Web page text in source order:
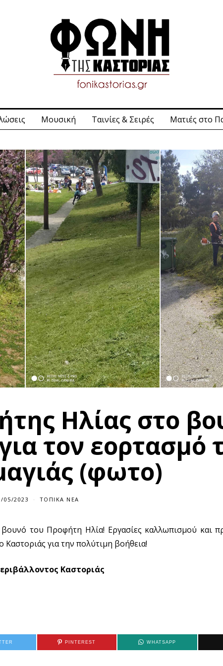
Μουσική Ταινίες & Σειρές Ματιές στο
Ηλίας στο
τον εορτασμό
(φωτο)
05/2023 ΤΟΠΙΚΆ ΝΈΑ
του Προφήτη Ηλία! Εργασίες καλλωπισμού και
για την πολύτιμη βοήθεια!
Καστοριάς
PINTEREST WHATSAPP